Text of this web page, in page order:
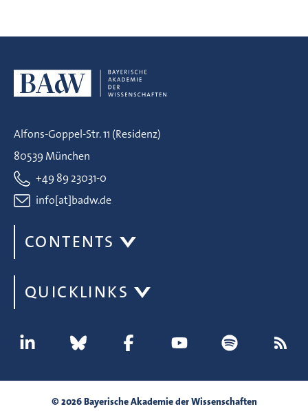
Alfons-Goppel-Str. 11 (Residenz)
80539 München
+49 89 23031-0
info[at]badw.de
CONTENTS
QUICKLINKS
© 2026 Bayerische Akademie der Wissenschaften